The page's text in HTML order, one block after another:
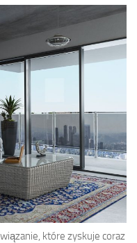
które zyskuje coraz